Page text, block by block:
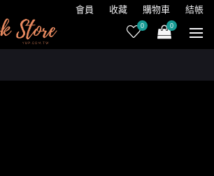
會員 收藏 購物車 結帳
0 0